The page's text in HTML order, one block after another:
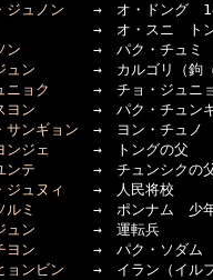
ジュノン →　オ・ドング　
→　オ・スニ　トング
ン →　パク・チュミ　院
ュン →　カルゴリ（鉤（
ニョク
→　チョ・ジュニョ
ヨン →　パク・チュンギ
サンギョン →　ヨン・チュノ
ンジェ →　トングの父
ンテ →　チュンシクの
ジュヌィ
→　人民将校
ルミ
→　ポンナム　少
ュン →　運転兵
ヨン →　パク・ソダム　
ョンビン →　イラン（イルフ